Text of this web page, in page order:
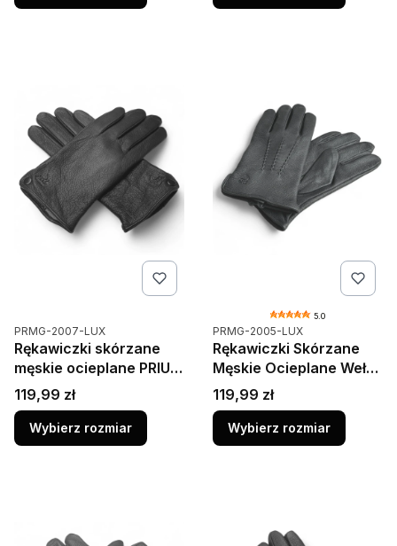
Kod produktu
PRMG-2007-LUX
Rękawiczki skórzane
męskie ocieplane PRIUS
2007 – gładkie, czarne,
zapinane
Cena
119,99 zł
Wybierz rozmiar
5.0
Kod produktu
PRMG-2005-LUX
Rękawiczki Skórzane
Męskie Ocieplane Wełną
Premium PRIUS LUX
Czarne
Cena
119,99 zł
Wybierz rozmiar